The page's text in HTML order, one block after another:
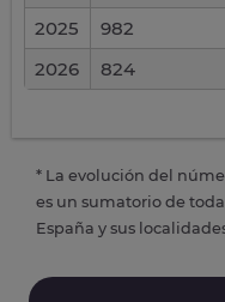
2025
982
2026
824
* La evolución del
es un sumatorio de
España y sus